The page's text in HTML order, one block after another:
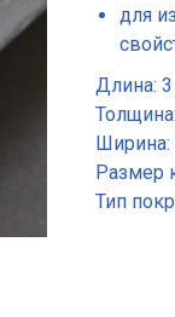
для
Длина:
Размер
Тип